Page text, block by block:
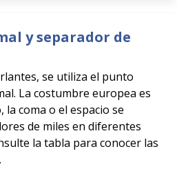
y separador de
se utiliza el punto
La costumbre europea es
la coma o el espacio se
de miles en diferentes
la tabla para conocer las